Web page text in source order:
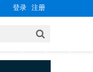
注册
登录